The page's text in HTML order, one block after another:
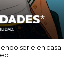
serie en casa